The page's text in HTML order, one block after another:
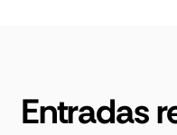
Entradas